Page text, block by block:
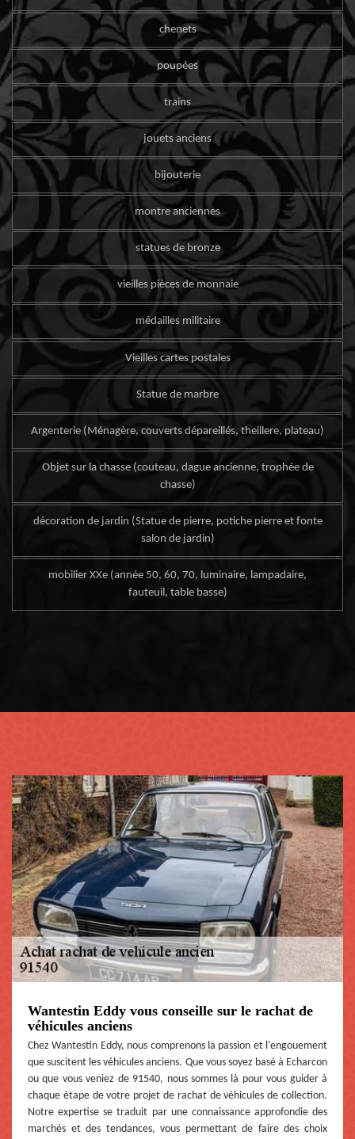
chenets
poupées
trains
jouets anciens
bijouterie
montre anciennes
statues de bronze
vieilles pièces de monnaie
médailles militaire
Vieilles cartes postales
Statue de marbre
Argenterie (Ménagère, couverts dépareillés, theillere, plateau)
Objet sur la chasse (couteau, dague ancienne, trophée de
chasse)
décoration de jardin (Statue de pierre, potiche pierre et fonte
salon de jardin)
mobilier XXe (année 50, 60, 70, luminaire, lampadaire,
fauteuil, table basse)
Wantestin Eddy vous conseille sur le rachat de
véhicules anciens
Chez Wantestin Eddy, nous comprenons la passion et l'engouement
que suscitent les véhicules anciens. Que vous soyez basé à Echarcon
ou que vous veniez de 91540, nous sommes là pour vous guider à
chaque étape de votre projet de rachat de véhicules de collection.
Notre expertise se traduit par une connaissance approfondie des
marchés et des tendances, vous permettant de faire des choix